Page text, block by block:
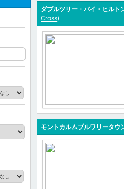
ダブルツリー・バイ・ヒルト
Cross)
モントカルムブルワリータウ